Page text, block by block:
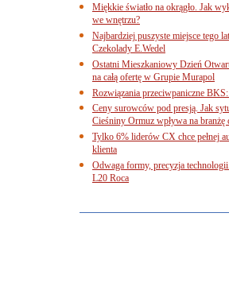
Miękkie światło na okrągło. Jak
we wnętrzu?
Najbardziej puszyste miejsce tego
Czekolady E.Wedel
Ostatni Mieszkaniowy Dzień
na całą ofertę w Grupie Murapol
Rozwiązania przeciwpaniczne
Ceny surowców pod presją. Jak
Cieśniny Ormuz wpływa na
Tylko 6% liderów CX chce pełnej
klienta
Odwaga formy, precyzja
L20 Roca